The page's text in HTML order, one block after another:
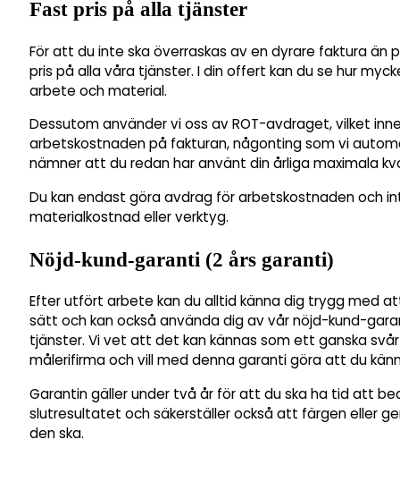
Fast pris på alla tjänster
För att du inte ska överraskas av en dyrare faktura
pris på alla våra tjänster. I din offert kan du se hur
arbete och material.
Dessutom använder vi oss av ROT-avdraget, vilket
arbetskostnaden på fakturan, någonting som vi
nämner att du redan har använt din årliga maximala
Du kan endast göra avdrag för arbetskostnaden och
materialkostnad eller verktyg.
Nöjd-kund-garanti (2 års garanti)
Efter utfört arbete kan du alltid känna dig trygg med
sätt och kan också använda dig av vår nöjd-kund-
tjänster. Vi vet att det kan kännas som ett ganska
målerifirma och vill med denna garanti göra att du
Garantin gäller under två år för att du ska ha tid att
slutresultatet och säkerställer också att färgen eller
den ska.